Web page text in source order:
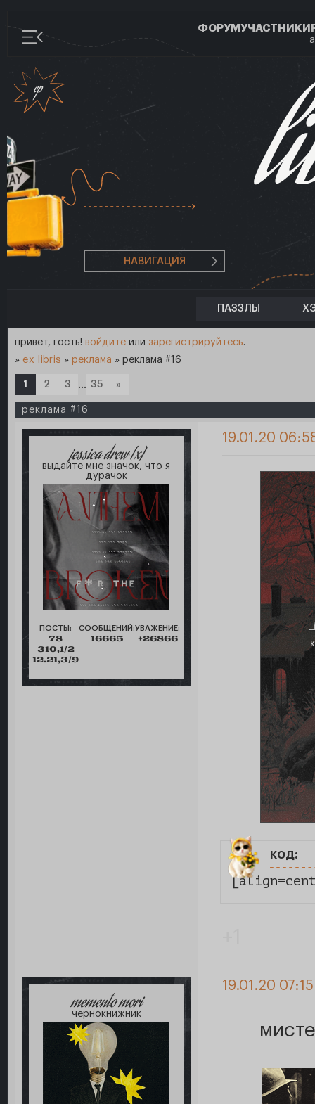
ФОРУМУЧАСТНИКИ
НАВИГАЦИЯ
ПАЗЗЛЫ
привет, гость! войдите или зарегистрируйтесь.
» ex libris » реклама » реклама #16
1 2 3 … 35 »
реклама #16
jessica drew [x]
выдайте мне значок, что я
дурачок
ПОСТЫ:
78
310,1/2
12.21,3/9
СООБЩЕНИЙ:
16665
УВАЖЕНИЕ:
+26866
19.01.20
код:
memento mori
чернокнижник
19.01.20